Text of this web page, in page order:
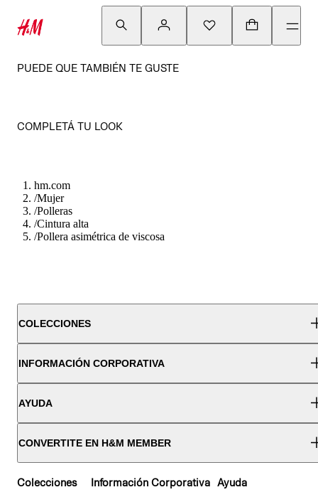
PUEDE QUE TAMBIÉN TE GUSTE
COMPLETÁ TU LOOK
hm.com
/Mujer
/Polleras
/Cintura alta
/Pollera asimétrica de viscosa
COLECCIONES
INFORMACIÓN CORPORATIVA
AYUDA
CONVERTITE EN H&M MEMBER
Colecciones Información Corporativa Ayuda